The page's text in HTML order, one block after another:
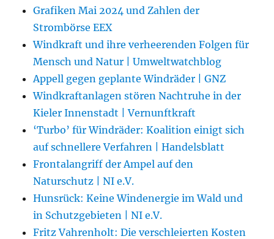
Grafiken Mai 2024 und Zahlen der
Strombörse EEX
Windkraft und ihre verheerenden Folgen für
Mensch und Natur | Umweltwatchblog
Appell gegen geplante Windräder | GNZ
Windkraftanlagen stören Nachtruhe in der
Kieler Innenstadt | Vernunftkraft
‘Turbo’ für Windräder: Koalition einigt sich
auf schnellere Verfahren | Handelsblatt
Frontalangriff der Ampel auf den
Naturschutz | NI e.V.
Hunsrück: Keine Windenergie im Wald und
in Schutzgebieten | NI e.V.
Fritz Vahrenholt: Die verschleierten Kosten